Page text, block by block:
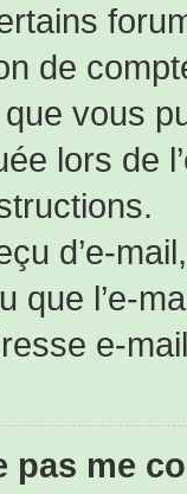
de
vous
lors de
d’e-
que l’e-
e-
pas me